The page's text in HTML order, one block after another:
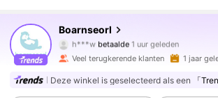
Boarnseorl
4.89
44K Volgers
h***wbetaalde 1 uur geleden
t***4
gevolgd 6 uur geleden
4.89 44K Volgers
Veel terugkerende klanten 1 jaar
Deze winkel is geselecteerd als een 「